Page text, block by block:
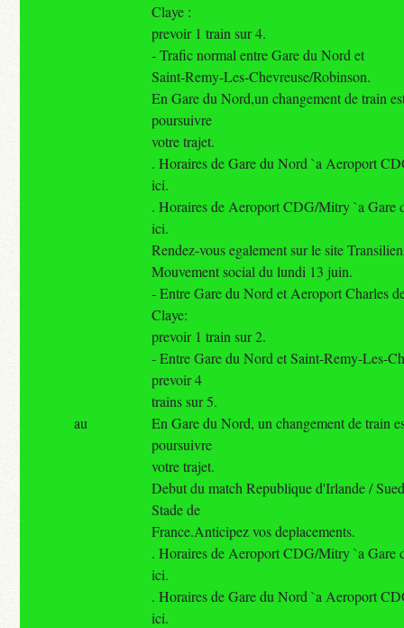
Claye :
prevoir 1 train sur 4.
- Trafic normal entre Gare du Nord et
Saint-Remy-Les-Chevreuse/Robinson.
En Gare du Nord,un changement de train
poursuivre
votre trajet.
. Horaires de Gare du Nord `a Aeroport
ici.
. Horaires de Aeroport CDG/Mitry `a Gare
ici.
Rendez-vous egalement sur le site
Mouvement social du lundi 13 juin.
- Entre Gare du Nord et Aeroport Charles
Claye:
prevoir 1 train sur 2.
- Entre Gare du Nord et Saint-Remy-Les-
prevoir 4
trains sur 5.
En Gare du Nord, un changement de train
poursuivre
votre trajet.
Debut du match Republique d'Irlande /
Stade de
France.Anticipez vos deplacements.
. Horaires de Aeroport CDG/Mitry `a Gare
ici.
. Horaires de Gare du Nord `a Aeroport
ici.
au